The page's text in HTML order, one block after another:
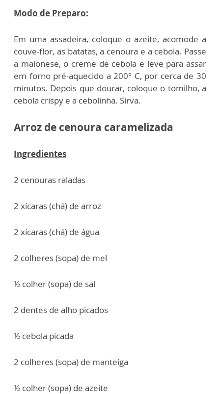
Modo de Preparo:
Em uma assadeira, coloque o azeite, acomode a
couve-flor, as batatas, a cenoura e a cebola. Passe
a maionese, o creme de cebola e leve para assar
em forno pré-aquecido a 200° C, por cerca de 30
minutos. Depois que dourar, coloque o tomilho, a
cebola crispy e a cebolinha. Sirva.
Arroz de cenoura caramelizada
Ingredientes
2 cenouras raladas
2 xícaras (chá) de arroz
2 xícaras (chá) de água
2 colheres (sopa) de mel
½ colher (sopa) de sal
2 dentes de alho picados
½ cebola picada
2 colheres (sopa) de manteiga
½ colher (sopa) de azeite